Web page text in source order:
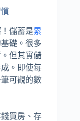
！儲蓄是累
礎。很多
但其實儲
。即使每
可觀的數
買房、存